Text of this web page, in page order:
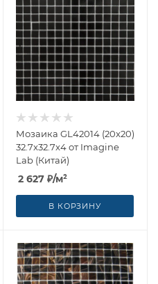
Мозаика GL42014 (20x20)
32.7x32.7x4 от Imagine
Lab (Китай)
2 627 ₽/м²
В КОРЗИНУ